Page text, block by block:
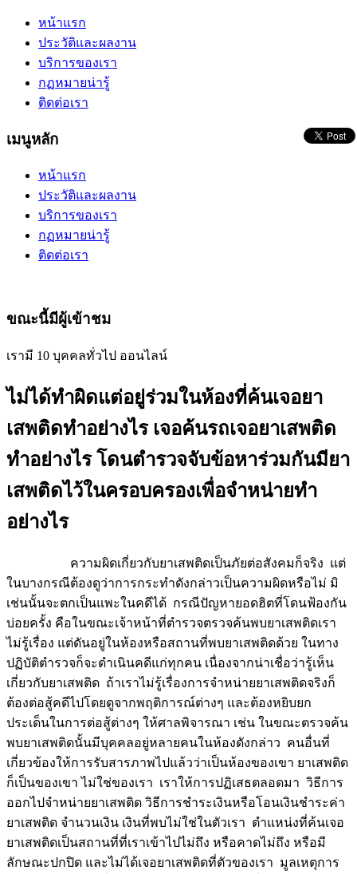
หน้าแรก
ประวัติและผลงาน
บริการของเรา
กฏหมายน่ารู้
ติดต่อเรา
เมนูหลัก
หน้าแรก
ประวัติและผลงาน
บริการของเรา
กฏหมายน่ารู้
ติดต่อเรา
ขณะนี้มีผู้เข้าชม
เรามี 10 บุคคลทั่วไป ออนไลน์
ไม่ได้ทำผิดแต่อยู่ร่วมในห้องที่ค้นเจอยา
เสพติดทำอย่างไร เจอค้นรถเจอยาเสพติด
ทำอย่างไร โดนตำรวจจับข้อหาร่วมกันมียา
เสพติดไว้ในครอบครองเพื่อจำหน่ายทำ
อย่างไร
ความผิดเกี่ยวกับยาเสพติดเป็นภัยต่อสังคมก็จริง แต่
ในบางกรณีต้องดูว่าการกระทำดังกล่าวเป็นความผิดหรือไม่ มิ
เช่นนั้นจะตกเป็นแพะในคดีได้ กรณีปัญหายอดฮิตที่โดนฟ้องกัน
บ่อยครั้ง คือในขณะเจ้าหน้าที่ตำรวจตรวจค้นพบยาเสพติดเรา
ไม่รู้เรื่อง แต่ดันอยู่ในห้องหรือสถานที่พบยาเสพติดด้วย ในทาง
ปฏิบัติตำรวจก็จะดำเนินคดีแก่ทุกคน เนื่องจากน่าเชื่อว่ารู้เห็น
เกี่ยวกับยาเสพติด ถ้าเราไม่รู้เรื่องการจำหน่ายยาเสพติดจริงก็
ต้องต่อสู้คดีไปโดยดูจากพฤติการณ์ต่างๆ และต้องหยิบยก
ประเด็นในการต่อสู้ต่างๆ ให้ศาลพิจารณา เช่น ในขณะตรวจค้น
พบยาเสพติดนั้นมีบุคคลอยู่หลายคนในห้องดังกล่าว คนอื่นที่
เกี่ยวข้องให้การรับสารภาพไปแล้วว่าเป็นห้องของเขา ยาเสพติด
ก็เป็นของเขา ไม่ใช่ของเรา เราให้การปฏิเสธตลอดมา วิธีการ
ออกไปจำหน่ายยาเสพติด วิธีการชำระเงินหรือโอนเงินชำระค่า
ยาเสพติด จำนวนเงิน เงินที่พบไม่ใช่ในตัวเรา ตำแหน่งที่ค้นเจอ
ยาเสพติดเป็นสถานที่ที่เราเข้าไปไม่ถึง หรือคาดไม่ถึง หรือมี
ลักษณะปกปิด และไม่ได้เจอยาเสพติดที่ตัวของเรา มูลเหตุการ